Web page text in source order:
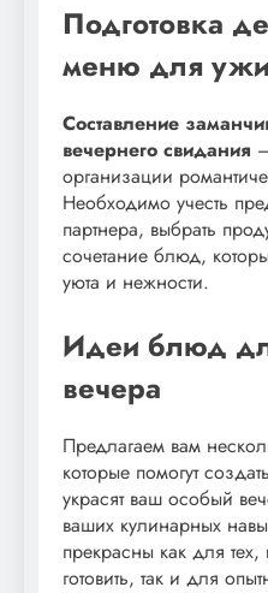
Подготовка
меню для
Составление
вечернего свидания
организации
Необходимо учесть
партнера, выбрать
сочетание блюд,
уюта и нежности.
Идеи блюд
вечера
Предлагаем вам
которые помогут
украсят ваш особый
ваших кулинарных
прекрасны как для тех,
готовить, так и для